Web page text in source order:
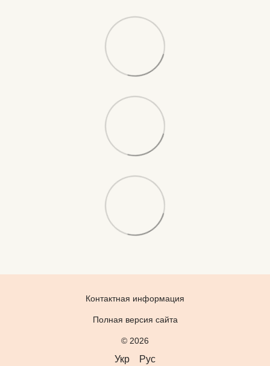
Контактная информация
Полная версия сайта
© 2026
Укр Рус